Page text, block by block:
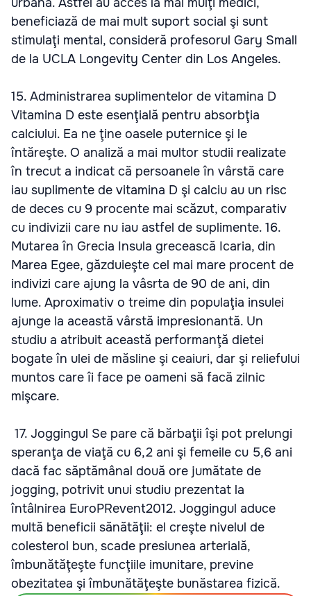
beneficiază de mai mult suport social şi sunt
stimulaţi mental, consideră profesorul Gary Small
de la UCLA Longevity Center din Los Angeles.
15. Administrarea suplimentelor de vitamina D
Vitamina D este esenţială pentru absorbţia
calciului. Ea ne ţine oasele puternice şi le
întăreşte. O analiză a mai multor studii realizate
în trecut a indicat că persoanele în vârstă care
iau suplimente de vitamina D şi calciu au un risc
de deces cu 9 procente mai scăzut, comparativ
cu indivizii care nu iau astfel de suplimente. 16.
Mutarea în Grecia Insula grecească Icaria, din
Marea Egee, găzduieşte cel mai mare procent de
indivizi care ajung la vâsrta de 90 de ani, din
lume. Aproximativ o treime din populaţia insulei
ajunge la această vârstă impresionantă. Un
studiu a atribuit această performanţă dietei
bogate în ulei de măsline şi ceaiuri, dar şi reliefului
muntos care îi face pe oameni să facă zilnic
mişcare.
17. Joggingul Se pare că bărbaţii îşi pot prelungi
speranţa de viaţă cu 6,2 ani şi femeile cu 5,6 ani
dacă fac săptămânal două ore jumătate de
jogging, potrivit unui studiu prezentat la
întâlnirea EuroPRevent2012. Joggingul aduce
multă beneficii sănătăţii: el creşte nivelul de
colesterol bun, scade presiunea arterială,
îmbunătăţeşte funcţiile imunitare, previne
obezitatea şi îmbunătăţeşte bunăstarea fizică.